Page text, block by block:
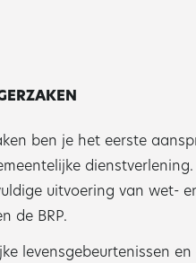
ben je het eerste
uitvoering van wet-
de BRP.
levensgebeurtenissen